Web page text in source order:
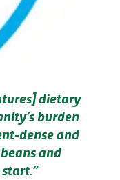
dietary
burden
dense and
and